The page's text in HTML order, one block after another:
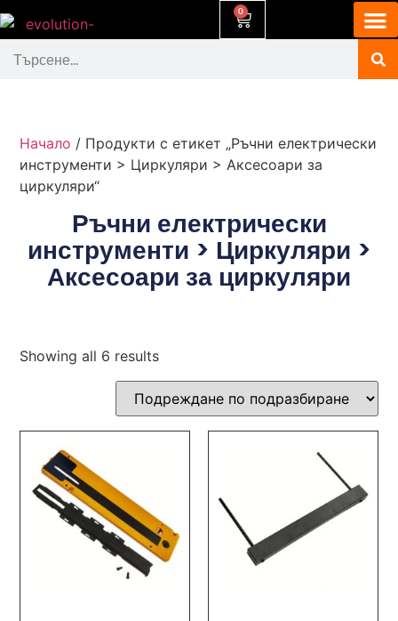
0
Начало / Продукти с етикет „Ръчни електрически
инструменти > Циркуляри > Аксесоари за
циркуляри“
Ръчни електрически
инструменти > Циркуляри >
Аксесоари за циркуляри
Showing all 6 results